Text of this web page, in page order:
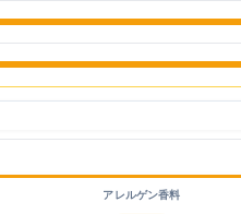
アレルゲン香料